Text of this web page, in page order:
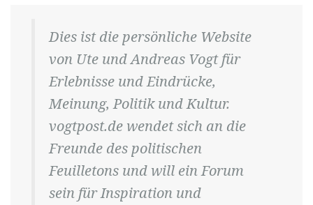
Dies ist die persönliche Website
von Ute und Andreas Vogt für
Erlebnisse und Eindrücke,
Meinung, Politik und Kultur.
vogtpost.de wendet sich an die
Freunde des politischen
Feuilletons und will ein Forum
sein für Inspiration und